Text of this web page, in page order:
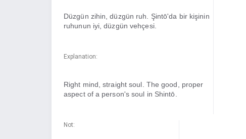
Düzgün zihin, düzgün ruh. Şintō'da bir kişinin
ruhunun iyi, düzgün vehçesi.
Explanation:
Right mind, straight soul. The good, proper
aspect of a person's soul in Shintō.
Not: